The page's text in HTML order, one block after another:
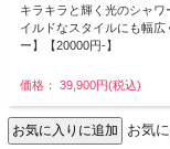
キラキラと輝く光のシャ
イルドなスタイルにも幅
ー】【20000円-】
価格： 39,900円(税込)
お気